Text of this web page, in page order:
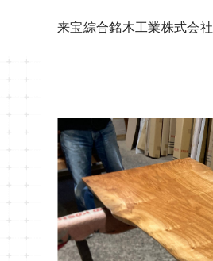
来宝綜合銘木工業株式会社